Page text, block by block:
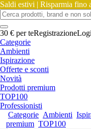
Saldi estivi | Risparmia fino
30 € per teRegistrazione
Categorie
Ambienti
Ispirazione
Offerte e sconti
Novità
Prodotti premium
TOP100
Professionisti
Categorie Ambienti
premium TOP100